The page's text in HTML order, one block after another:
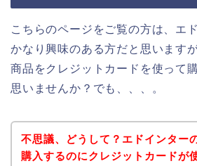
こちらのページをご覧の方は、エ
かなり興味のある方だと思います
商品をクレジットカードを使って
思いませんか？でも、、、。
不思議、どうして？エドインター
購入するのにクレジットカードが